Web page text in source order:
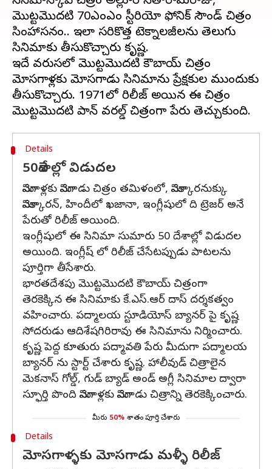
మొట్టమొదటి 70ఎంఎం స్టీరియో ఫోనిక్ సౌండ్ చిత్రం
సింహాసనం.. ఇలా సరికొత్త టెక్నాలజీలను తెలుగు
సినిమాకు తీసుకొచ్చారు కృష్ణ.
ఇదే వరుసలో మొట్టమొదటి కౌబాయ్ చిత్రం
మోసగాళ్లకు మోసగాడు సినిమాను ప్రేక్షకుల ముందుకు
తీసుకొచ్చారు. 1971లో రిలీజ్ అయిన ఈ చిత్రం
Details
50దేశాల్లో విడుదల
మోసగాళ్లకు మోసగాడు చిత్రం తమిళంలో, మోసక్కారనుక్కు
మోసక్కారన్, హిందీలో ఖజానా, ఇంగ్లీషులో ది ట్రెజర్ అనే
పేరుతో రిలీజ్ అయింది.
ఇంగ్లీషులో ఈ సినిమా సుమారు 50 దేశాల్లో విడుదల
అయింది. ఇంగ్లీష్ లో రిలీజ్ చేసేటప్పుడు పాటలను
పూర్తిగా తీసేశారు.
భారతదేశపు మొట్టమొదటి కౌబాయ్ చిత్రంగా
తెరకెక్కిన ఈ సినిమాకు కే.ఎస్.ఆర్ దాస్ దర్శకత్వం
వహించారు. పద్మాలయ స్టూడియోస్ బ్యానర్ పై కృష్ణ
సోదరుడు ఆదిశేషగిరిరావు ఈ సినిమాను నిర్మించారు.
కృష్ణ పెద్ద కూతురు పద్మావతి పేరు మీదుగా పద్మాలయ
బ్యానర్ ను స్టార్ట్ చేశారు కృష్ణ. హాలీవుడ్ చిత్రాలైన
మెకనాస్ గోల్డ్, గుడ్ బ్యాడ్ అండ్ అగ్లీ సినిమాల ద్వారా
స్ఫూర్తి పొంది మోసగాళ్లకు మోసగాడు చిత్రాన్ని తెరకెక్కించారు.
మీరు 50% శాతం పూర్తి చేశారు
Details
మోసగాళ్ళకు మోసగాడు మళ్ళీ రిలీజ్